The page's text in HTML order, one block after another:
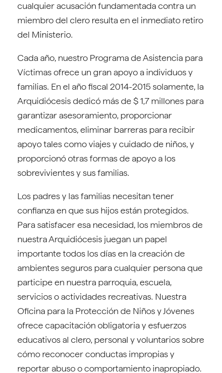
cualquier acusación fundamentada contra un
miembro del clero resulta en el inmediato retiro
del Ministerio.
Cada año, nuestro Programa de Asistencia para
Víctimas ofrece un gran apoyo a individuos y
familias. En el año fiscal 2014-2015 solamente, la
Arquidiócesis dedicó más de $ 1,7 millones para
garantizar asesoramiento, proporcionar
medicamentos, eliminar barreras para recibir
apoyo tales como viajes y cuidado de niños, y
proporcionó otras formas de apoyo a los
sobrevivientes y sus familias.
Los padres y las familias necesitan tener
confianza en que sus hijos están protegidos.
Para satisfacer esa necesidad, los miembros de
nuestra Arquidiócesis juegan un papel
importante todos los días en la creación de
ambientes seguros para cualquier persona que
participe en nuestra parroquia, escuela,
servicios o actividades recreativas. Nuestra
Oficina para la Protección de Niños y Jóvenes
ofrece capacitación obligatoria y esfuerzos
educativos al clero, personal y voluntarios sobre
cómo reconocer conductas impropias y
reportar abuso o comportamiento inapropiado.